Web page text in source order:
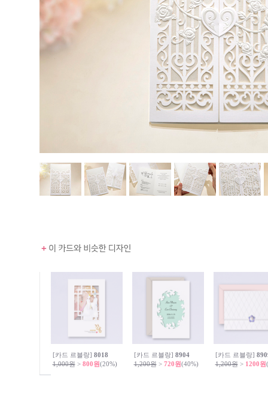
[카드 르블랑] 8018
1,000원> 800원(20%)
[카드 르블랑] 8904
1,200원> 720원(40%)
[카드 르블랑]
1,200원> 1200원